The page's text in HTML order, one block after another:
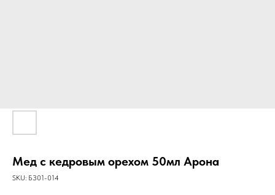
Мед с кедровым орехом 50мл Арона
SKU: БЗ01-014